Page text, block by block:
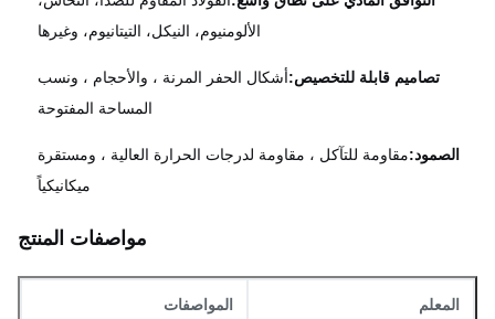
الألومنيوم، النيكل، التيتانيوم، وغيرها
تصاميم قابلة للتخصيص:أشكال الحفر المرنة ، والأحجام ، ونسب
المساحة المفتوحة
الصمود:مقاومة للتآكل ، مقاومة لدرجات الحرارة العالية ، ومستقرة
ميكانيكياً
مواصفات المنتج
المعلم المواصفات